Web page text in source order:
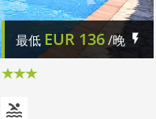
最低EUR 136/晚